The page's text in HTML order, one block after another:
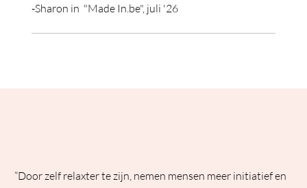
“Door zelf relaxter te zijn, nemen mensen meer initiatief en
-Sharon in "Made In.be", juli '26